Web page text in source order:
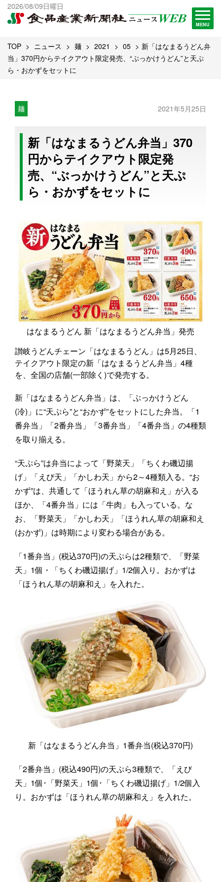
2026/08/09日曜日
MENU
出版物一覧へ
試読・購読申し込み
TOP ニュース 麺 2021 05
新「はなまるうどん弁
当」370円からテイクアウト限定発売、“ぶっかけうどん”と天ぷ
ら・おかずをセットに
麺 2021年5月25日
新「はなまるうどん弁当」370
円からテイクアウト限定発
売、“ぶっかけうどん”と天ぷ
ら・おかずをセットに
はなまるうどん 新「はなまるうどん弁当」発売
讃岐うどんチェーン「はなまるうどん」は5月25日、
テイクアウト限定の新「はなまるうどん弁当」4種
を、全国の店舗(一部除く)で発売する。
新「はなまるうどん弁当」は、「ぶっかけうどん
(冷)」に“天ぷら”と“おかず”をセットにした弁当。「1
番弁当」「2番弁当」「3番弁当」「4番弁当」の4種類
を取り揃える。
“天ぷら”は弁当によって「野菜天」「ちくわ磯辺揚
げ」「えび天」「かしわ天」から2～4種類入る。“お
かず”は、共通して「ほうれん草の胡麻和え」が入る
ほか、「4番弁当」には「牛肉」も入っている。な
お、「野菜天」「かしわ天」「ほうれん草の胡麻和え
(おかず)」は時期により変わる場合がある。
「1番弁当」(税込370円)の天ぷらは2種類で、「野菜
天」1個・「ちくわ磯辺揚げ」1/2個入り。おかずは
「ほうれん草の胡麻和え」を入れた。
新「はなまるうどん弁当」1番弁当(税込370円)
「2番弁当」(税込490円)の天ぷら3種類で、「えび
天」1個･「野菜天」1個･「ちくわ磯辺揚げ」1/2個入
り。おかずは「ほうれん草の胡麻和え」を入れた。